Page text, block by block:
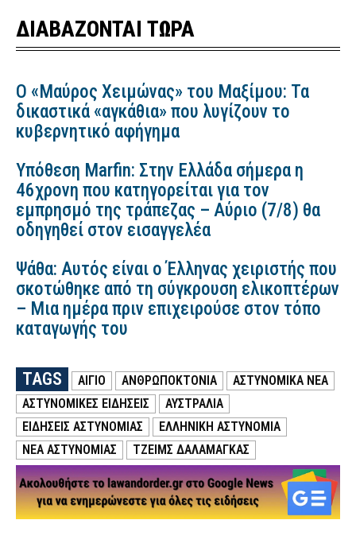
ΔΙΑΒΑΖΟΝΤΑΙ ΤΩΡΑ
Ο «Μαύρος Χειμώνας» του Μαξίμου: Τα
δικαστικά «αγκάθια» που λυγίζουν το
κυβερνητικό αφήγημα
Υπόθεση Marfin: Στην Ελλάδα σήμερα η
46χρονη που κατηγορείται για τον
εμπρησμό της τράπεζας – Αύριο (7/8) θα
οδηγηθεί στον εισαγγελέα
Ψάθα: Αυτός είναι ο Έλληνας χειριστής που
σκοτώθηκε από τη σύγκρουση ελικοπτέρων
– Μια ημέρα πριν επιχειρούσε στον τόπο
καταγωγής του
TAGS ΑΙΓΙΟ ΑΝΘΡΩΠΟΚΤΟΝΙΑ
ΑΣΤΥΝΟΜΙΚΑ ΝΕΑ
ΑΣΤΥΝΟΜΙΚΕΣ ΕΙΔΗΣΕΙΣ
ΑΥΣΤΡΑΛΙΑ
ΕΙΔΗΣΕΙΣ ΑΣΤΥΝΟΜΙΑΣ
ΕΛΛΗΝΙΚΗ ΑΣΤΥΝΟΜΙΑ
ΝΕΑ ΑΣΤΥΝΟΜΙΑΣ
ΤΖΕΙΜΣ ΔΑΛΑΜΑΓΚΑΣ